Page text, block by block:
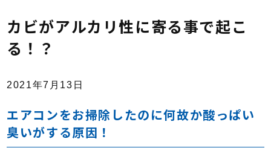
カビがアルカリ性に寄る事で起こ
る！？
2021年7月13日
エアコンをお掃除したのに何故か酸っぱい
臭いがする原因！